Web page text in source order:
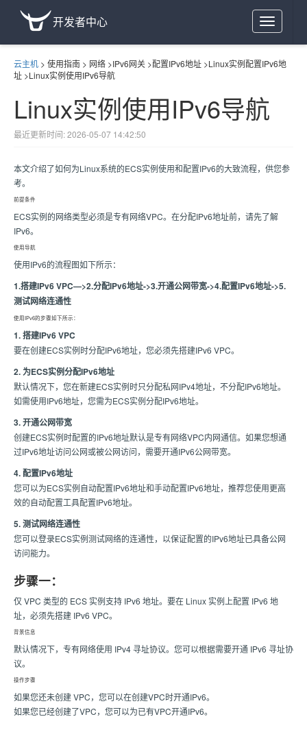
Toggle
navigation
开发者中心
云主机 > 使用指南 > 网络 >IPv6网关 >配置IPv6地址 >Linux实例配置IPv6地
址 >Linux实例使用IPv6导航
Linux实例使用IPv6导航
最近更新时间: 2026-05-07 14:42:50
本文介绍了如何为Linux系统的ECS实例使用和配置IPv6的大致流程，供您参
考。
前提条件
ECS实例的网络类型必须是专有网络VPC。在分配IPv6地址前，请先了解
IPv6。
使用导航
使用IPv6的流程图如下所示：
1.搭建IPv6 VPC—>2.分配IPv6地址->3.开通公网带宽->4.配置IPv6地址->5.
测试网络连通性
使用IPv6的步骤如下所示：
1. 搭建IPv6 VPC
要在创建ECS实例时分配IPv6地址，您必须先搭建IPv6 VPC。
2. 为ECS实例分配IPv6地址
默认情况下，您在新建ECS实例时只分配私网IPv4地址，不分配IPv6地址。
如需使用IPv6地址，您需为ECS实例分配IPv6地址。
3. 开通公网带宽
创建ECS实例时配置的IPv6地址默认是专有网络VPC内网通信。如果您想通
过IPv6地址访问公网或被公网访问，需要开通IPv6公网带宽。
4. 配置IPv6地址
您可以为ECS实例自动配置IPv6地址和手动配置IPv6地址，推荐您使用更高
效的自动配置工具配置IPv6地址。
5. 测试网络连通性
您可以登录ECS实例测试网络的连通性，以保证配置的IPv6地址已具备公网
访问能力。
步骤一：
仅 VPC 类型的 ECS 实例支持 IPv6 地址。要在 Linux 实例上配置 IPv6 地
址，必须先搭建 IPv6 VPC。
背景信息
默认情况下，专有网络使用 IPv4 寻址协议。您可以根据需要开通 IPv6 寻址协
议。
操作步骤
如果您还未创建 VPC，您可以在创建VPC时开通IPv6。
如果您已经创建了VPC，您可以为已有VPC开通IPv6。